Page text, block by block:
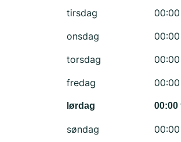
tirsdag
onsdag
torsdag
fredag
lørdag 00:00
søndag